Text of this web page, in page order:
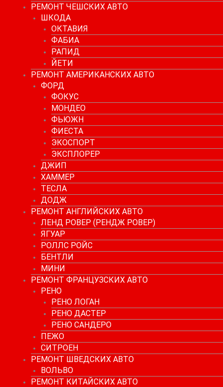
РЕМОНТ ЧЕШСКИХ АВТО
ШКОДА
ОКТАВИЯ
ФАБИА
РАПИД
ЙЕТИ
РЕМОНТ АМЕРИКАНСКИХ АВТО
ФОРД
ФОКУС
МОНДЕО
ФЬЮЖН
ФИЕСТА
ЭКОСПОРТ
ЭКСПЛОРЕР
ДЖИП
ХАММЕР
ТЕСЛА
ДОДЖ
РЕМОНТ АНГЛИЙСКИХ АВТО
ЛЕНД РОВЕР (РЕНДЖ РОВЕР)
ЯГУАР
РОЛЛС РОЙС
БЕНТЛИ
МИНИ
РЕМОНТ ФРАНЦУЗСКИХ АВТО
РЕНО
РЕНО ЛОГАН
РЕНО ДАСТЕР
РЕНО САНДЕРО
ПЕЖО
СИТРОЕН
РЕМОНТ ШВЕДСКИХ АВТО
ВОЛЬВО
РЕМОНТ КИТАЙСКИХ АВТО